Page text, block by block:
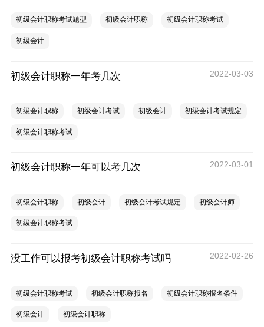
初级会计职称考试题型 初级会计职称 初级会计职称考试
初级会计
初级会计职称一年考几次 2022-03-03
初级会计职称 初级会计考试 初级会计 初级会计考试规定
初级会计职称考试
初级会计职称一年可以考几次 2022-03-01
初级会计职称 初级会计 初级会计考试规定 初级会计师
初级会计职称考试
没工作可以报考初级会计职称考试吗 2022-02-26
初级会计职称考试 初级会计职称报名 初级会计职称报名条件
初级会计 初级会计职称